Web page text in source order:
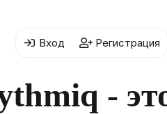
Вход Регистрация
-